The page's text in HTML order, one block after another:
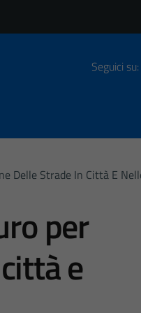
Seguici su:
Delle Strade In Città E
per
e